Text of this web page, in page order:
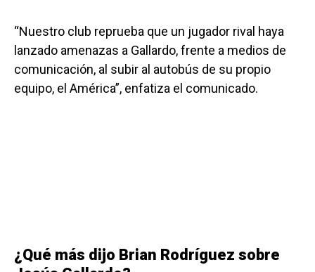
“Nuestro club reprueba que un jugador rival haya
lanzado amenazas a Gallardo, frente a medios de
comunicación, al subir al autobús de su propio
equipo, el América”, enfatiza el comunicado.
¿Qué más dijo Brian Rodríguez sobre